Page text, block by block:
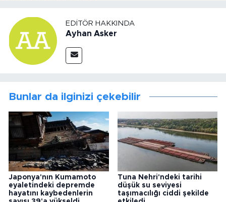
EDITÖR HAKKINDA
Ayhan Asker
Bunlar da ilginizi çekebilir
Japonya'nın Kumamoto
eyaletindeki depremde
hayatını kaybedenlerin
Tuna Nehri'ndeki tarihi
düşük su seviyesi
taşımacılığı ciddi şekilde